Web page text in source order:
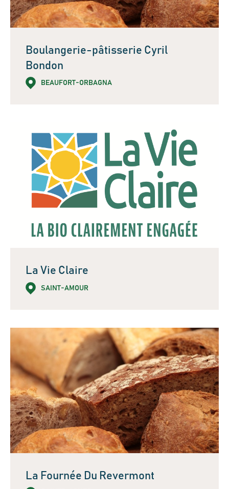
Boulangerie-pâtisserie Cyril
Bondon
BEAUFORT-ORBAGNA
La Vie Claire
SAINT-AMOUR
La Fournée Du Revermont